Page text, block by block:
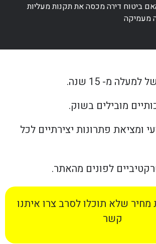
ביטוח דירה מכסה את תקנות מעליות
מעמיקה
מ- 15 שנה.
מובילים בשוק.
ומציאת פתרונות יצירתיים לכל
לפונים מהאתר.
שלא תוכלו לסרב צרו איתנו
קשר